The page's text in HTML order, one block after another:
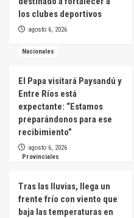
los clubes deportivos
agosto 6, 2026
Nacionales
El Papa visitará Paysandú y
Entre Ríos está
expectante: “Estamos
preparándonos para ese
recibimiento”
agosto 6, 2026
Provinciales
Tras las lluvias, llega un
frente frío con viento que
baja las temperaturas en